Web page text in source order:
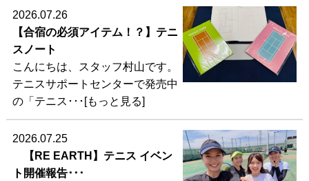
2026.07.26
【合宿の必須アイテム！？】テニ
スノート
こんにちは、スタッフ村山です。
テニスサポートセンターで発売中
の「テニス･･･[もっと見る]
2026.07.25
【RE EARTH】テニス イベン
ト開催報告･･･